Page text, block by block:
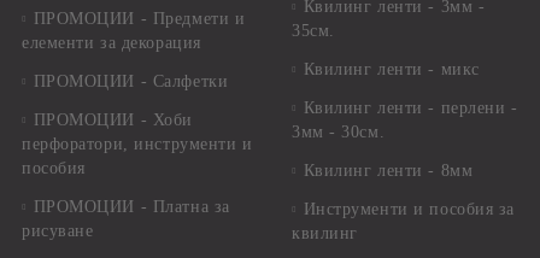
ПРОМОЦИИ - Предмети и
елементи за декорация
ПРОМОЦИИ - Салфетки
ПРОМОЦИИ - Хоби
перфоратори, инструменти и
пособия
ПРОМОЦИИ - Платна за
рисуване
Квилинг ленти - 3мм -
35см.
Квилинг ленти - микс
Квилинг ленти - перлени -
3мм - 30см.
Квилинг ленти - 8мм
Инструменти и пособия за
квилинг